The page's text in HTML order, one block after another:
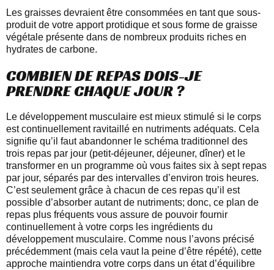
Les graisses devraient être consommées en tant que sous-
produit de votre apport protidique et sous forme de graisse
végétale présente dans de nombreux produits riches en
hydrates de carbone.
COMBIEN DE REPAS DOIS-JE
PRENDRE CHAQUE JOUR ?
Le développement musculaire est mieux stimulé si le corps
est continuellement ravitaillé en nutriments adéquats. Cela
signifie qu’il faut abandonner le schéma traditionnel des
trois repas par jour (petit-déjeuner, déjeuner, dîner) et le
transformer en un programme où vous faites six à sept repas
par jour, séparés par des intervalles d’environ trois heures.
C’est seulement grâce à chacun de ces repas qu’il est
possible d’absorber autant de nutriments; donc, ce plan de
repas plus fréquents vous assure de pouvoir fournir
continuellement à votre corps les ingrédients du
développement musculaire. Comme nous l’avons précisé
précédemment (mais cela vaut la peine d’être répété), cette
approche maintiendra votre corps dans un état d’équilibre